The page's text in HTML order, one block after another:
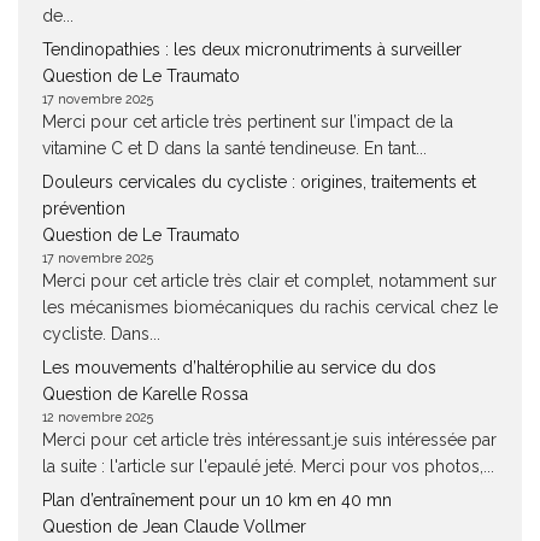
de...
Tendinopathies : les deux micronutriments à surveiller
Question de Le Traumato
17 novembre 2025
Merci pour cet article très pertinent sur l’impact de la
vitamine C et D dans la santé tendineuse. En tant...
Douleurs cervicales du cycliste : origines, traitements et
prévention
Question de Le Traumato
17 novembre 2025
Merci pour cet article très clair et complet, notamment sur
les mécanismes biomécaniques du rachis cervical chez le
cycliste. Dans...
Les mouvements d’haltérophilie au service du dos
Question de Karelle Rossa
12 novembre 2025
Merci pour cet article très intéressant.je suis intéressée par
la suite : l'article sur l'epaulé jeté. Merci pour vos photos,...
Plan d’entraînement pour un 10 km en 40 mn
Question de Jean Claude Vollmer